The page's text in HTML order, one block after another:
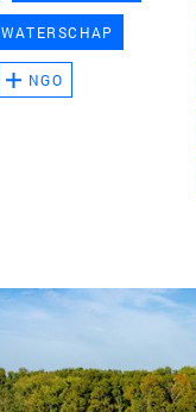
WATERSCHAP
NGO